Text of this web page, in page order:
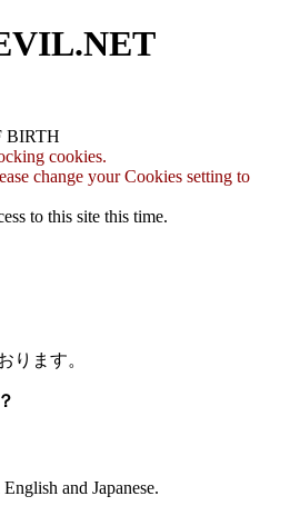
BIRTH
cookies.
change your Cookies setting to
to this site this time.
ります。
and Japanese.